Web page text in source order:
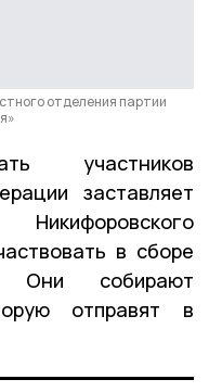
отделения партии
участников
заставляет
в сборе
Они собирают
отправят в